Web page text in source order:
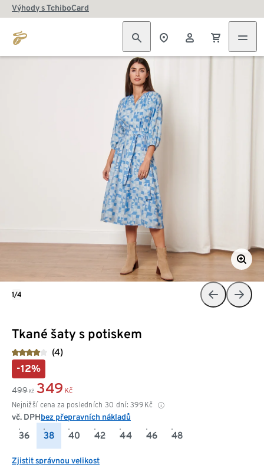
Výhody s TchiboCard
Tkané šaty s potiskem
(4)
-12%
499 Kč 349 Kč
Nejnižší cena za posledních 30 dní: 399 Kč
vč. DPHbez přepravních nákladů
36 38 40 42 44 46 48
Zjistit správnou velikost
1/4